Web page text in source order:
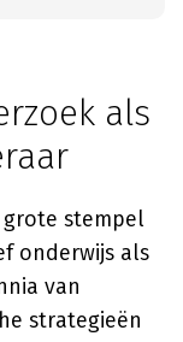
als
stempel
onderwijs als
van
strategieën